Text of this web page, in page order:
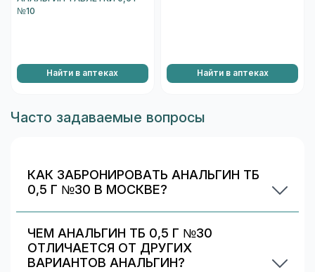
№10
Найти в аптеках Найти в аптеках
Часто задаваемые вопросы
КАК ЗАБРОНИРОВАТЬ АНАЛЬГИН ТБ
0,5 Г №30 В МОСКВЕ?
(если доступно). После оформления получите
номер заказа и выкупите препарат в аптеке.
ЧЕМ АНАЛЬГИН ТБ 0,5 Г №30
ОТЛИЧАЕТСЯ ОТ ДРУГИХ
ВАРИАНТОВ АНАЛЬГИН?